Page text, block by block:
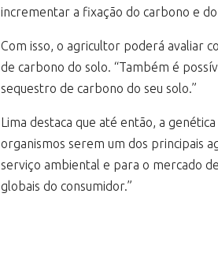
incrementar a fixação do carbono e
Com isso, o agricultor poderá avaliar
de carbono do solo. “Também é
sequestro de carbono do seu solo.”
Lima destaca que até então, a
organismos serem um dos principais
serviço ambiental e para o mercado
globais do consumidor.”